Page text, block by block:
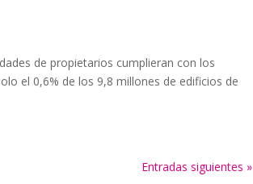
de propietarios cumplieran con los
el 0,6% de los 9,8 millones de edificios de
Entradas siguientes »